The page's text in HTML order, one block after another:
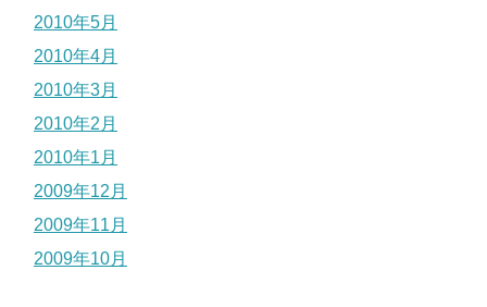
2010年5月
2010年4月
2010年3月
2010年2月
2010年1月
2009年12月
2009年11月
2009年10月